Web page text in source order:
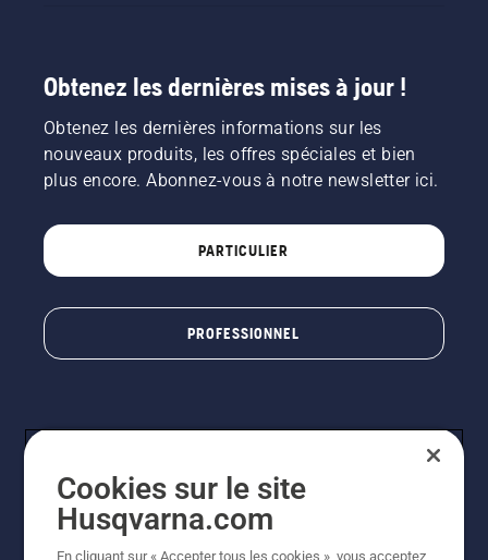
le frein
chaîne
est
desserré.
Faites
le
moteur
de la
à
quelques
arbre. La
d'huile
projetée
sur le
Obtenez les dernières mises à jour !
Obtenez les dernières informations sur les
nouveaux produits, les offres spéciales et bien
plus encore. Abonnez-vous à notre newsletter ici.
PARTICULIER
PROFESSIONNEL
Cookies sur le site
Husqvarna.com
En cliquant sur « Accepter tous les cookies », vous acceptez